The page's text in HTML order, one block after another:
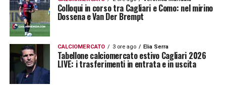
Colloqui in corso tra Cagliari e Como: nel mirino
Dossena e Van Der Brempt
CALCIOMERCATO 3 ore ago Elia Serra
Tabellone calciomercato estivo Cagliari 2026
LIVE: i trasferimenti in entrata e in uscita